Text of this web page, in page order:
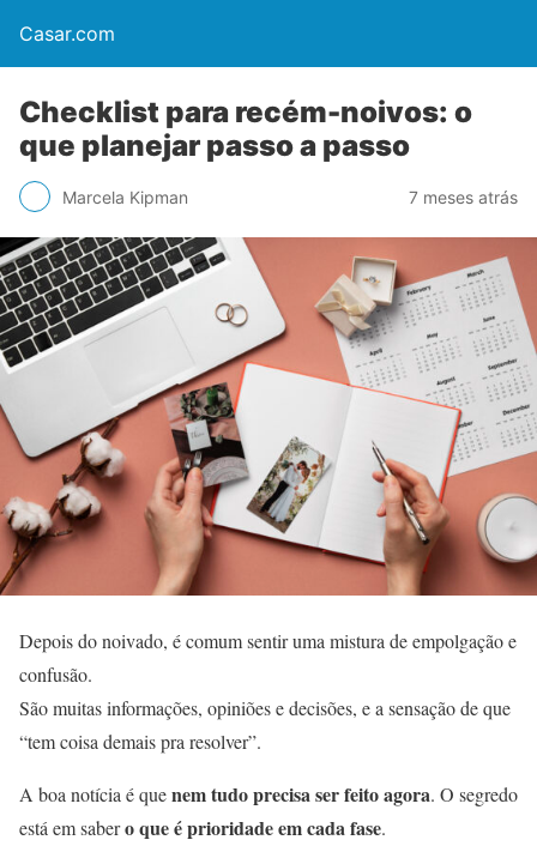
Casar.com
Checklist para recém-noivos: o
que planejar passo a passo
Marcela Kipman 7 meses atrás
Depois do noivado, é comum sentir uma mistura de empolgação e
confusão.
São muitas informações, opiniões e decisões, e a sensação de que
“tem coisa demais pra resolver”.
A boa notícia é quenem tudo precisa ser feito agora. O segredo
está em sabero que é prioridade em cada fase.